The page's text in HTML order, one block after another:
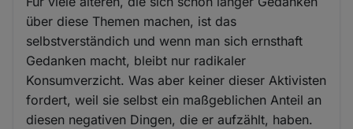
über diese Themen machen, ist das
selbstverständich und wenn man sich ernsthaft
Gedanken macht, bleibt nur radikaler
Konsumverzicht. Was aber keiner dieser Aktivisten
fordert, weil sie selbst ein maßgeblichen Anteil an
diesen negativen Dingen, die er aufzählt, haben.